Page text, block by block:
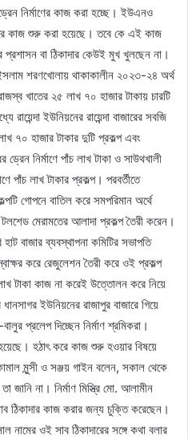
নির্মাণের কাজ করা হচ্ছে। ইউএনও
কাজ শুরু করা হয়েছে। তবে কে এই কাজ
প্রশাসন বা ঠিকাদার কেউই মুখ খুলছেন না।
ইসলাম শরণখোলায় থাকাকালীন ২০২৩-২৪ অর্থ
খাতের ২৫ লাখ ৭০ হাজার টাকায় চারটি
ইউনিয়নের রায়েন্দা বাজারের সবজি
৭০ হাজার টাকার দুটি প্রকল্প এবং
ড্রেন নির্মাণে পাঁচ লাখ টাকা ও সাউথখালী
পাঁচ লাখ টাকার প্রকল্প। পরবর্তীতে
গোপনে বাতিল করে সমপরিমান অর্থে
মেরামতের আলাদা প্রকল্প তৈরী করেন।
বাজার ব্যবস্থাপনা কমিটির সভাপতি
করে রেজুলেশন তৈরী করে ওই প্রকল্প
টাকা কাজ না করেই উত্তোলন করে নিয়ে
ইউনিয়নের রাজাপুর বাজারে গিয়ে
প্রলেপ দিচ্ছেন নির্মাণ শ্রমিকরা।
হঠাৎ করে কাজ শুরু হওয়ার বিষয়ে
মুন্সী ও সঞ্জয় গাইন বলেন, সকাল থেকে
জানি না। নির্মাণ মিস্ত্রি মো. আলামীন
ঠিকাদার কাজ করার জন্য চুক্তি করেছেন।
নামের ওই সাব ঠিকাদারের সঙ্গে কথা বলার